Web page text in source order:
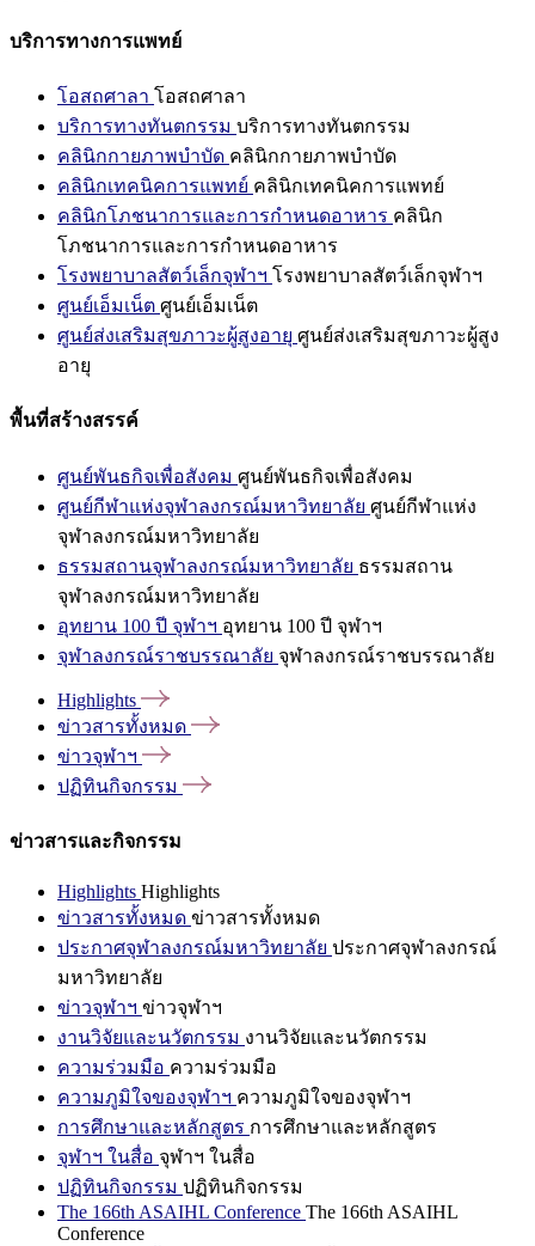
บริการทางการแพทย์
โอสถศาลา โอสถศาลา
บริการทางทันตกรรม บริการทางทันตกรรม
คลินิกกายภาพบำบัด คลินิกกายภาพบำบัด
คลินิกเทคนิคการแพทย์ คลินิกเทคนิคการแพทย์
คลินิกโภชนาการและการกำหนดอาหาร คลินิก
โภชนาการและการกำหนดอาหาร
โรงพยาบาลสัตว์เล็กจุฬาฯ โรงพยาบาลสัตว์เล็กจุฬาฯ
ศูนย์เอ็มเน็ต ศูนย์เอ็มเน็ต
ศูนย์ส่งเสริมสุขภาวะผู้สูงอายุ ศูนย์ส่งเสริมสุขภาวะผู้สูง
อายุ
พื้นที่สร้างสรรค์
ศูนย์พันธกิจเพื่อสังคม ศูนย์พันธกิจเพื่อสังคม
ศูนย์กีฬาแห่งจุฬาลงกรณ์มหาวิทยาลัย ศูนย์กีฬาแห่ง
จุฬาลงกรณ์มหาวิทยาลัย
ธรรมสถานจุฬาลงกรณ์มหาวิทยาลัย ธรรมสถาน
จุฬาลงกรณ์มหาวิทยาลัย
อุทยาน 100 ปี จุฬาฯ อุทยาน 100 ปี จุฬาฯ
จุฬาลงกรณ์ราชบรรณาลัย จุฬาลงกรณ์ราชบรรณาลัย
Highlights
ข่าวสารทั้งหมด
ข่าวจุฬาฯ
ปฏิทินกิจกรรม
ข่าวสารและกิจกรรม
Highlights Highlights
ข่าวสารทั้งหมด ข่าวสารทั้งหมด
ประกาศจุฬาลงกรณ์มหาวิทยาลัย ประกาศจุฬาลงกรณ์
มหาวิทยาลัย
ข่าวจุฬาฯ ข่าวจุฬาฯ
งานวิจัยและนวัตกรรม งานวิจัยและนวัตกรรม
ความร่วมมือ ความร่วมมือ
ความภูมิใจของจุฬาฯ ความภูมิใจของจุฬาฯ
การศึกษาและหลักสูตร การศึกษาและหลักสูตร
จุฬาฯ ในสื่อ จุฬาฯ ในสื่อ
ปฏิทินกิจกรรม ปฏิทินกิจกรรม
The 166th ASAIHL Conference The 166th ASAIHL
Conference